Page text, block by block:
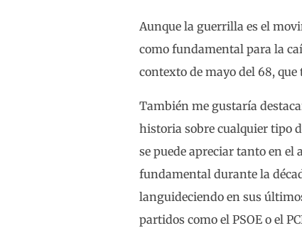
Aunque la guerrilla es el
como fundamental para la
contexto de mayo del 68,
También me gustaría
historia sobre cualquier tipo
se puede apreciar tanto en el
fundamental durante la
languideciendo en sus
partidos como el PSOE o el